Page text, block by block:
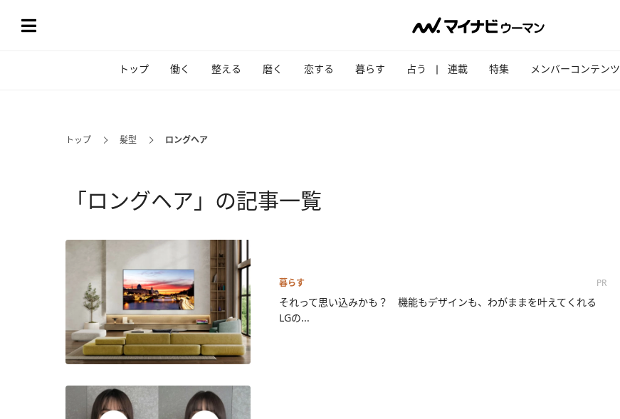
トップ 働く 整える 磨く 恋する 暮らす 占う 連載 特集 メンバーコンテンツ
トップ 髪型 ロングヘア
「ロングヘア」の記事一覧
暮らす PR
それって思い込みかも？ 機能もデザインも、わがままを叶えてくれる
LGの...